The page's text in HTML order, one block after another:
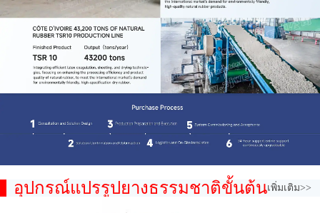
อุปกรณ์แปรรูปยางธรรมชาติขั้นต้นเพิ่มเติม>>